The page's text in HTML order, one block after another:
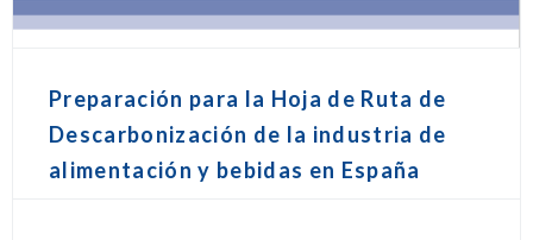
Preparación para la Hoja de Ruta de
Descarbonización de la industria de
alimentación y bebidas en España